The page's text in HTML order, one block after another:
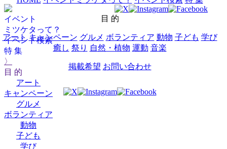
イベント
ミツケタって？
イベント検索
特 集
〉
目 的
アート
キャンペーン
グルメ
ボランティア
動物
子ども
学び
目 的
アート キャンペーン グルメ ボランティア 動物 子ども 学び
癒し 祭り 自然・植物 運動 音楽
掲載希望 お問い合わせ